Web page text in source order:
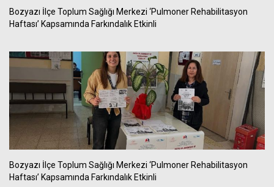
Bozyazı İlçe Toplum Sağlığı Merkezi ‘Pulmoner Rehabilitasyon
Haftası’ Kapsamında Farkındalık Etkinli
Bozyazı İlçe Toplum Sağlığı Merkezi ‘Pulmoner Rehabilitasyon
Haftası’ Kapsamında Farkındalık Etkinli